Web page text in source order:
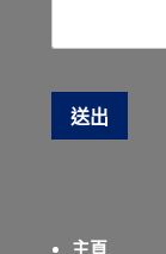
主頁